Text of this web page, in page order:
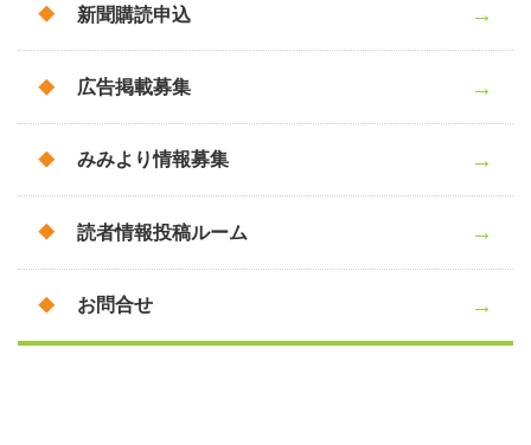
新聞購読申込
広告掲載募集
みみより情報募集
読者情報投稿ルーム
お問合せ